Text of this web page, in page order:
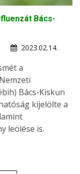
Bács-
2023.02.14.
a
Bács-Kiskun
kijelölte a
leölése is.